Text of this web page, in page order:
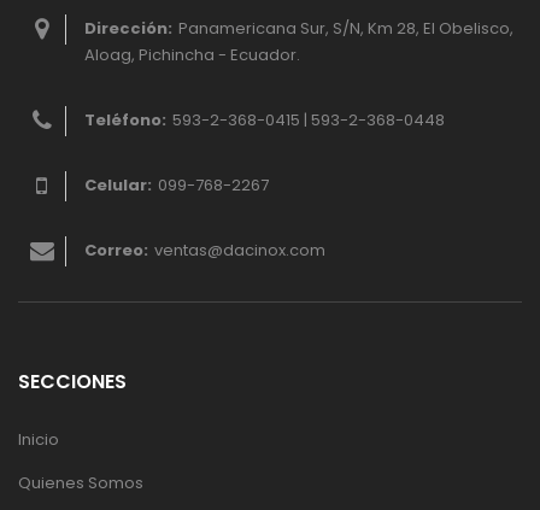
Dirección: Panamericana Sur, S/N, Km 28, El Obelisco,
Aloag, Pichincha - Ecuador.
Teléfono: 593-2-368-0415 | 593-2-368-0448
Celular: 099-768-2267
Correo: ventas@dacinox.com
SECCIONES
Inicio
Quienes Somos